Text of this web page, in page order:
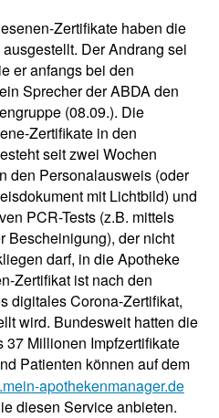
Zertifikate haben die
Der Andrang sei
er anfangs bei den
Sprecher der ABDA den
(08.09.). Die
Zertifikate in den
seit zwei Wochen
den Personalausweis (oder
mit Lichtbild) und
PCR-Tests (z.B. mittels
Bescheinigung), der nicht
darf, in die Apotheke
Zertifikat ist nach den
digitales Corona-Zertifikat,
wird. Bundesweit hatten die
37 Millionen Impfzertifikate
Patienten können auf dem
apothekenmanager.de
diesen Service anbieten.